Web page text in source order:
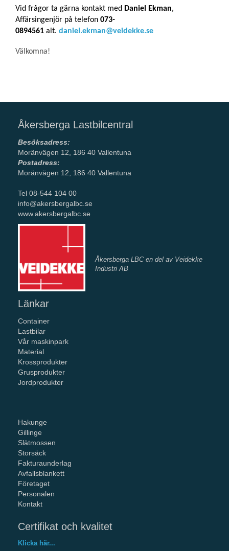
Vid frågor ta gärna kontakt med Daniel Ekman,
Affärsingenjör på telefon 073-
0894561 alt. daniel.ekman@veidekke.se
Välkomna!
Åkersberga Lastbilcentral
Besöksadress:
Moränvägen 12, 186 40 Vallentuna
Postadress:
Moränvägen 12, 186 40 Vallentuna
Tel 08-544 104 00
info@akersbergalbc.se
www.akersbergalbc.se
Åkersberga LBC en del av Veidekke
Industri AB
Länkar
Container
Lastbilar
Vår maskinpark
Material
Krossprodukter
Grusprodukter
Jordprodukter
Hakunge
Gillinge
Slätmossen
Storsäck
Fakturaunderlag
Avfallsblankett
Företaget
Personalen
Kontakt
Certifikat och kvalitet
Klicka här...